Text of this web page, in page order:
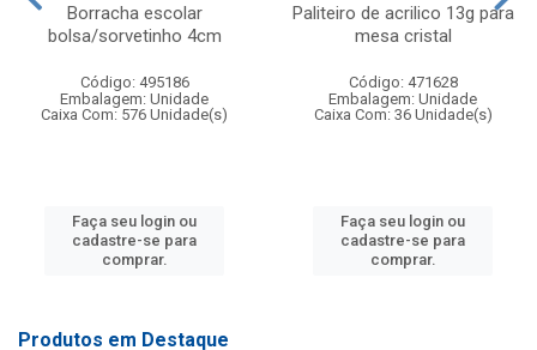
Borracha escolar
bolsa/sorvetinho 4cm
Código: 495186
Embalagem: Unidade
Caixa Com: 576 Unidade(s)
Faça seu login ou
cadastre-se para
comprar.
Paliteiro de acrilico 13g para
mesa cristal
Código: 471628
Embalagem: Unidade
Caixa Com: 36 Unidade(s)
Faça seu login ou
cadastre-se para
comprar.
Produtos em Destaque